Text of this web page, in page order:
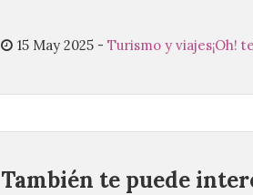
15 May 2025 - Turismo y viajes¡Oh!
También te puede